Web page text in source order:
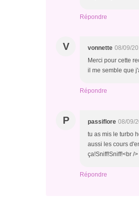
Répondre
V vonnette 08/09/
Merci pour cette
il me semble que
Répondre
P passiflore 08/09/
tu as mis le turbo
aussi les cours
ça!Sniff!Sniff!<br /
Répondre